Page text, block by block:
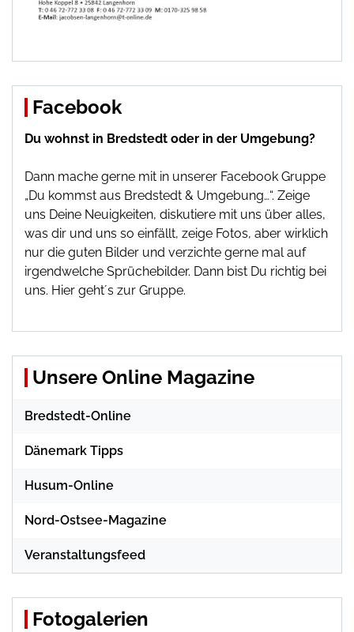
Facebook
Du wohnst in Bredstedt oder in der Umgebung?
Dann mache gerne mit in unserer Facebook Gruppe
„Du kommst aus Bredstedt & Umgebung…“. Zeige
uns Deine Neuigkeiten, diskutiere mit uns über alles,
was dir und uns so einfällt, zeige Fotos, aber wirklich
nur die guten Bilder und verzichte gerne mal auf
irgendwelche Sprüchebilder. Dann bist Du richtig bei
uns. Hier geht´s zur Gruppe.
Unsere Online Magazine
Bredstedt-Online
Dänemark Tipps
Husum-Online
Nord-Ostsee-Magazine
Veranstaltungsfeed
Fotogalerien